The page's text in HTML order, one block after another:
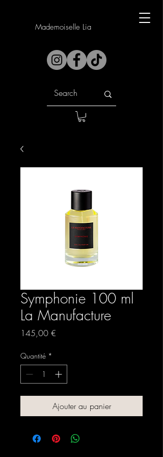
Mademoiselle Lia
Symphonie 100 ml
La Manufacture
145,00 €
Quantité *
Ajouter au panier